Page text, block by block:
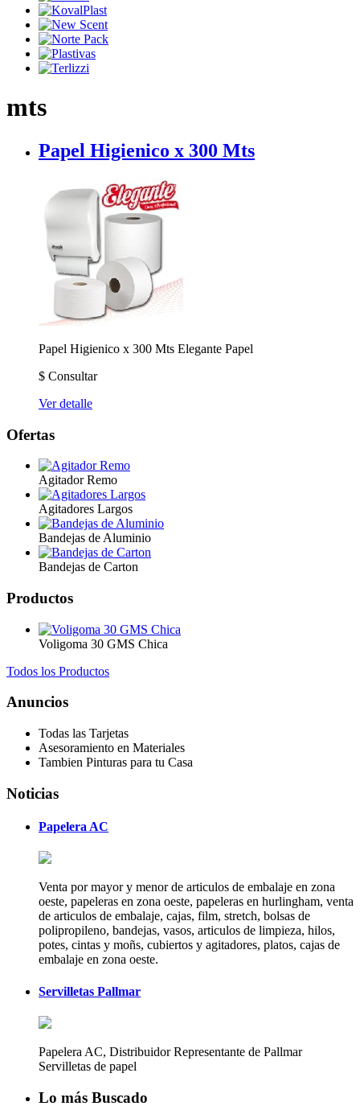
mts
Papel Higienico x 300 Mts
Papel Higienico x 300 Mts Elegante Papel
$ Consultar
Ver detalle
Ofertas
Agitador Remo
Agitadores Largos
Bandejas de Aluminio
Bandejas de Carton
Productos
Voligoma 30 GMS Chica
Todos los Productos
Anuncios
Todas las Tarjetas
Asesoramiento en Materiales
Tambien Pinturas para tu Casa
Noticias
Papelera AC
Venta por mayor y menor de articulos de embalaje en zona
oeste, papeleras en zona oeste, papeleras en hurlingham, venta
de articulos de embalaje, cajas, film, stretch, bolsas de
polipropileno, bandejas, vasos, articulos de limpieza, hilos,
potes, cintas y moñs, cubiertos y agitadores, platos, cajas de
embalaje en zona oeste.
Servilletas Pallmar
Papelera AC, Distribuidor Representante de Pallmar
Servilletas de papel
Lo más Buscado